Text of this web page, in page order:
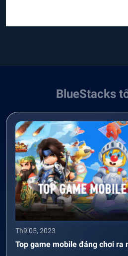
BlueStacks
Th9 05, 2023
Top game mobile đáng chơi ra